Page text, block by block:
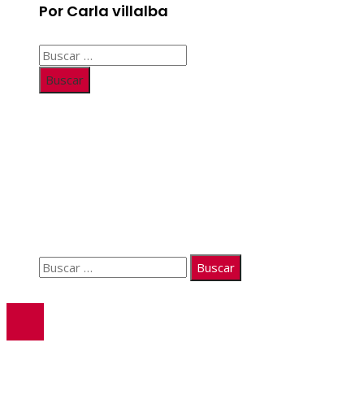
Por Carla villalba
Buscar:
Buscar: